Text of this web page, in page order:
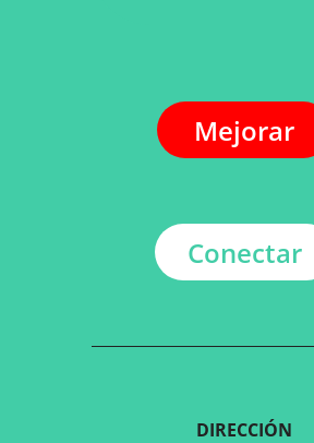
Mejorar
Conectar
DIRECCIÓN